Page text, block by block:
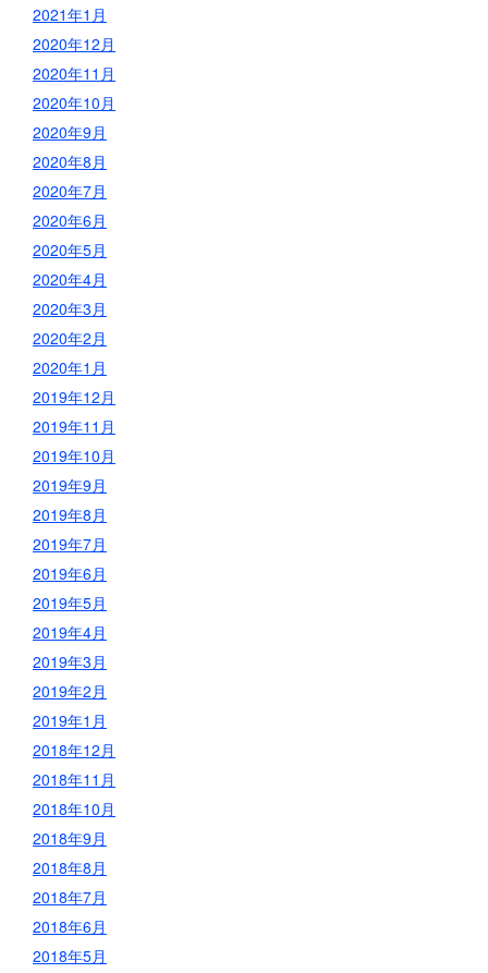
2021年1月
2020年12月
2020年11月
2020年10月
2020年9月
2020年8月
2020年7月
2020年6月
2020年5月
2020年4月
2020年3月
2020年2月
2020年1月
2019年12月
2019年11月
2019年10月
2019年9月
2019年8月
2019年7月
2019年6月
2019年5月
2019年4月
2019年3月
2019年2月
2019年1月
2018年12月
2018年11月
2018年10月
2018年9月
2018年8月
2018年7月
2018年6月
2018年5月